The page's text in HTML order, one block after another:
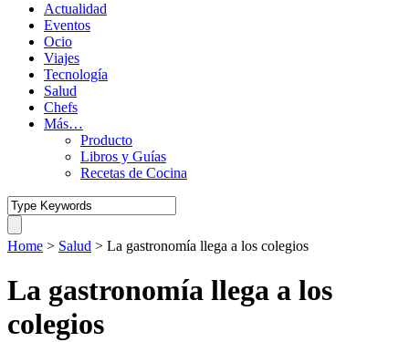
Actualidad
Eventos
Ocio
Viajes
Tecnología
Salud
Chefs
Más…
Producto
Libros y Guías
Recetas de Cocina
Home > Salud > La gastronomía llega a los colegios
La gastronomía llega a los
colegios